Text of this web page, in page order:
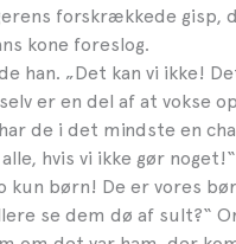
forskrækkede gisp,
kone foreslog.
han. „Det kan vi ikke!
er en del af at vokse
de i det mindste en
hvis vi ikke gør noget!“
kun børn! De er vores
se dem dø af sult?“